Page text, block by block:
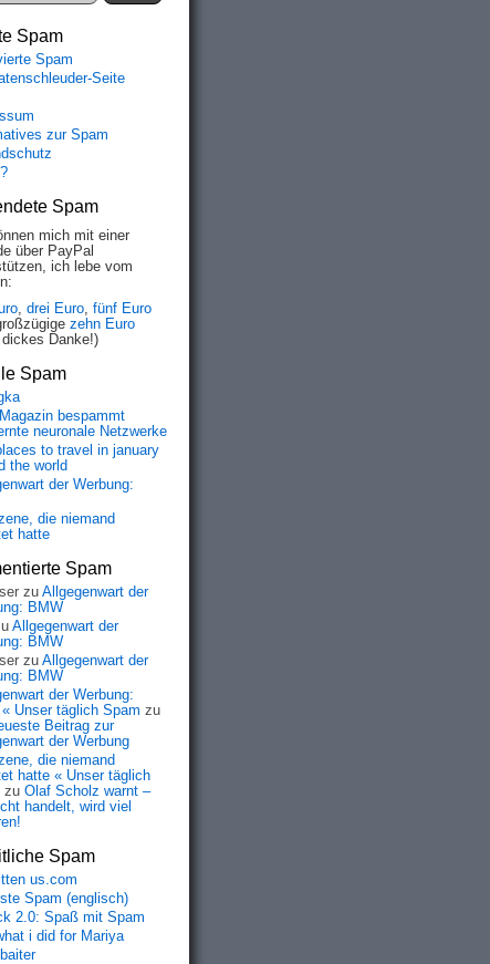
Spam
Spam
Seite
zur Spam
Spam
mich mit einer
über PayPal
ich lebe vom
, drei Euro, fünf Euro
zehn Euro
Danke!)
Spam
Magazin bespammt
neuronale Netzwerke
to travel in january
the world
der Werbung:
die niemand
hatte
Spam
zu Allgegenwart der
BMW
Allgegenwart der
BMW
zu Allgegenwart der
BMW
der Werbung:
« Unser täglich Spam zu
Beitrag zur
der Werbung
die niemand
hatte « Unser täglich
zu Olaf Scholz warnt –
handelt, wird viel
Spam
us.com
Spam (englisch)
2.0: Spaß mit Spam
i did for Mariya